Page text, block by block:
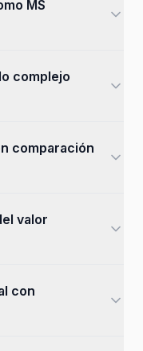
MS
complejo
comparación
valor
con